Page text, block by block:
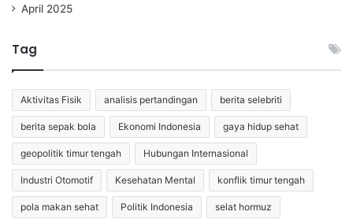
April 2025
Tag
Aktivitas Fisik analisis pertandingan berita selebriti
berita sepak bola Ekonomi Indonesia gaya hidup sehat
geopolitik timur tengah Hubungan Internasional
Industri Otomotif Kesehatan Mental konflik timur tengah
pola makan sehat Politik Indonesia selat hormuz